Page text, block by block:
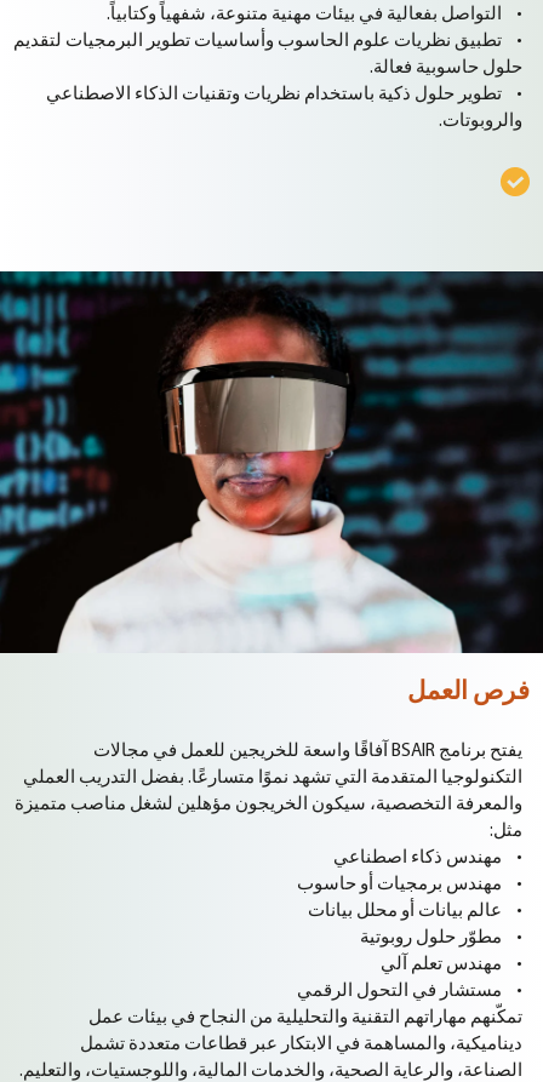
• التواصل بفعالية في بيئات مهنية متنوعة، شفهياً وكتابياً.
• تطبيق نظريات علوم الحاسوب وأساسيات تطوير البرمجيات لتقديم
حلول حاسوبية فعالة.
• تطوير حلول ذكية باستخدام نظريات وتقنيات الذكاء الاصطناعي
والروبوتات.
فرص العمل
يفتح برنامج BSAIR آفاقًا واسعة للخريجين للعمل في مجالات
التكنولوجيا المتقدمة التي تشهد نموًا متسارعًا. بفضل التدريب العملي
والمعرفة التخصصية، سيكون الخريجون مؤهلين لشغل مناصب متميزة
مثل:
• مهندس ذكاء اصطناعي
• مهندس برمجيات أو حاسوب
• عالم بيانات أو محلل بيانات
• مطوّر حلول روبوتية
• مهندس تعلم آلي
• مستشار في التحول الرقمي
تمكّنهم مهاراتهم التقنية والتحليلية من النجاح في بيئات عمل
ديناميكية، والمساهمة في الابتكار عبر قطاعات متعددة تشمل
الصناعة، والرعاية الصحية، والخدمات المالية، واللوجستيات، والتعليم.